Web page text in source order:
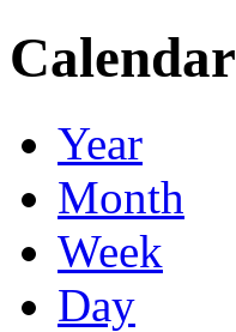
Calendar
Year
Month
Week
Day